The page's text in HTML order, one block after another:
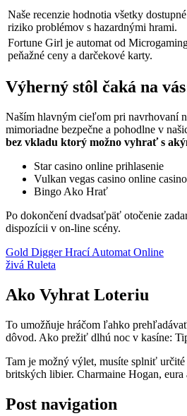
Naše recenzie hodnotia všetky
riziko problémov s hazardnými hrami.
Fortune Girl je automat od
peňažné ceny a darčekové karty.
Výherný stôl čaká na
Naším hlavným cieľom pri navrhovaní
mimoriadne bezpečne a pohodlne v
bez vkladu ktorý možno vyhrať s
Star casino online prihlasenie
Vulkan vegas casino online
Bingo Ako Hrať
Po dokončení dvadsaťpäť otočenie
dispozícii v on-line scény.
Gold Digger Hrací Automat Online
živá Ruleta
Ako Vyhrat Loteriu
To umožňuje hráčom ľahko
dôvod. Ako prežiť dlhú noc v kasíne:
Tam je možný výlet, musíte splniť
britských libier. Charmaine Hogan, eura
Post navigation